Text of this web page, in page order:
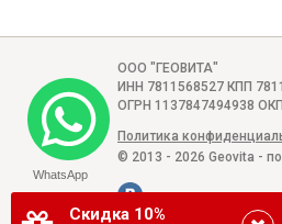
Скидка 10%
ООО "ГЕОВИТА"
ИНН 7811568527 КПП
ОГРН 1137847494938
Политика
© 2013 - 2026 Geovita -
WhatsApp